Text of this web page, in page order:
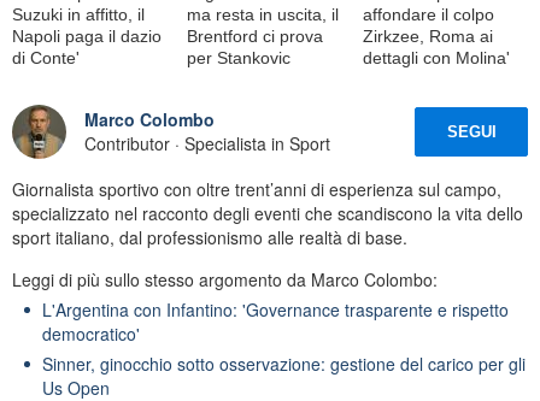
Suzuki in affitto, il
Napoli paga il dazio
di Conte'
ma resta in uscita, il
Brentford ci prova
per Stankovic
affondare il colpo
Zirkzee, Roma ai
dettagli con Molina'
Marco Colombo
Contributor · Specialista in Sport
SEGUI
Giornalista sportivo con oltre trent’anni di esperienza sul campo,
specializzato nel racconto degli eventi che scandiscono la vita dello
sport italiano, dal professionismo alle realtà di base.
Leggi di più sullo stesso argomento da Marco Colombo:
L'Argentina con Infantino: 'Governance trasparente e rispetto
democratico'
Sinner, ginocchio sotto osservazione: gestione del carico per gli
Us Open